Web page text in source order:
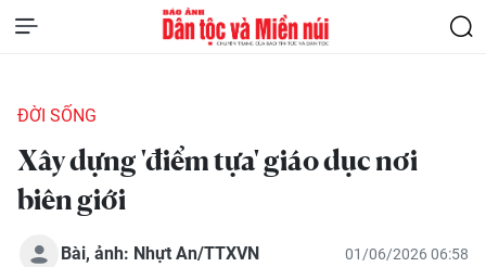
ĐỜI SỐNG
Xây dựng 'điểm tựa' giáo dục nơi
biên giới
Bài, ảnh: Nhựt An/TTXVN 01/06/2026 06:58